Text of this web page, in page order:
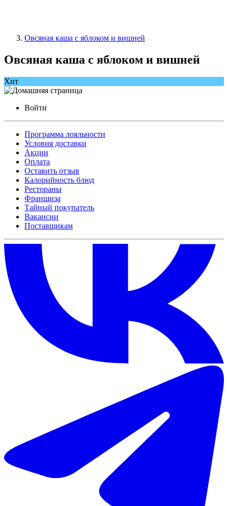
Овсяная каша с яблоком и вишней
Овсяная каша с яблоком и вишней
Хит
Войти
Программа лояльности
Условия доставки
Акции
Оплата
Оставить отзыв
Калорийность блюд
Рестораны
Франшиза
Тайный покупатель
Вакансии
Поставщикам